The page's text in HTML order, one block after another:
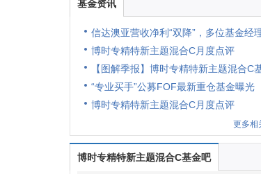
基金资讯
信达澳亚营收净利“双降”，多位基金经
博时专精特新主题混合C月度点评
【图解季报】博时专精特新主题混合C
“专业买手”公募FOF最新重仓基金曝光
博时专精特新主题混合C月度点评
更多相
博时专精特新主题混合C基金吧